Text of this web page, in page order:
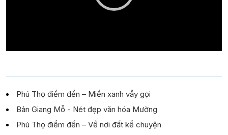
Phú Thọ điểm đến – Miền xanh vẫy gọi
Bản Giang Mỗ - Nét đẹp văn hóa Mường
Phú Thọ điểm đến – Về nơi đất kể chuyện